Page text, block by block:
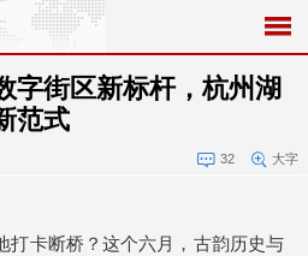
字街区新标杆，杭州湖
范式
32 大字
打卡断桥？这个六月，古韵历史与